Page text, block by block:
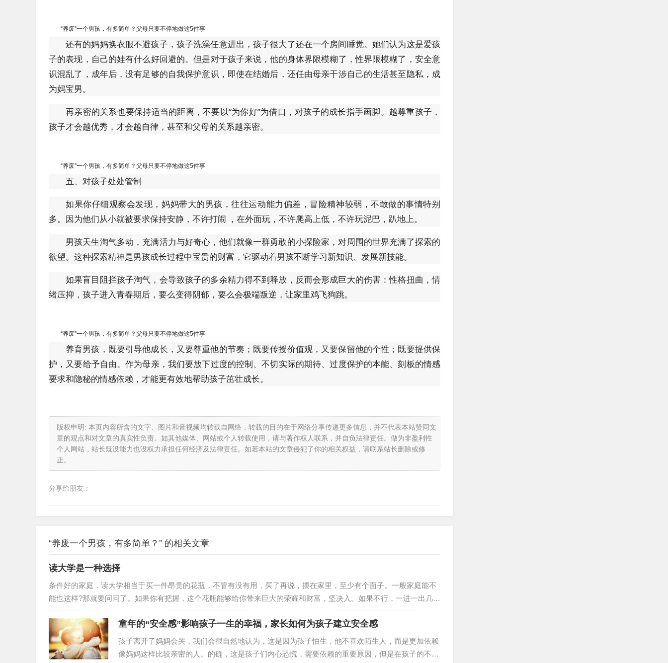
“养废”一个男孩，有多简单？父母只要不停地做这5件事
还有的妈妈换衣服不避孩子，孩子洗澡任意进出，孩子很大了还在一个房间睡觉。她们认为这是爱孩
子的表现，自己的娃有什么好回避的。但是对于孩子来说，他的身体界限模糊了，性界限模糊了，安全意
识混乱了，成年后，没有足够的自我保护意识，即使在结婚后，还任由母亲干涉自己的生活甚至隐私，成
为妈宝男。
再亲密的关系也要保持适当的距离，不要以“为你好”为借口，对孩子的成长指手画脚。越尊重孩子，
孩子才会越优秀，才会越自律，甚至和父母的关系越亲密。
“养废”一个男孩，有多简单？父母只要不停地做这5件事
五、对孩子处处管制
如果你仔细观察会发现，妈妈带大的男孩，往往运动能力偏差，冒险精神较弱，不敢做的事情特别
多。因为他们从小就被要求保持安静，不许打闹 ，在外面玩，不许爬高上低，不许玩泥巴，趴地上。
男孩天生淘气多动，充满活力与好奇心，他们就像一群勇敢的小探险家，对周围的世界充满了探索的
欲望。这种探索精神是男孩成长过程中宝贵的财富，它驱动着男孩不断学习新知识、发展新技能。
如果盲目阻拦孩子淘气，会导致孩子的多余精力得不到释放，反而会形成巨大的伤害：性格扭曲，情
绪压抑，孩子进入青春期后，要么变得阴郁，要么会极端叛逆，让家里鸡飞狗跳。
“养废”一个男孩，有多简单？父母只要不停地做这5件事
养育男孩，既要引导他成长，又要尊重他的节奏；既要传授价值观，又要保留他的个性；既要提供保
护，又要给予自由。作为母亲，我们要放下过度的控制、不切实际的期待、过度保护的本能、刻板的情感
要求和隐秘的情感依赖，才能更有效地帮助孩子茁壮成长。
版权申明: 本页内容所含的文字、图片和音视频均转载自网络，转载的目的在于网络分享传递更多信息，并不代表本站赞同文
章的观点和对文章的真实性负责。如其他媒体、网站或个人转载使用，请与著作权人联系，并自负法律责任。做为非盈利性
个人网站，站长既没能力也没权力承担任何经济及法律责任。如若本站的文章侵犯了你的相关权益，请联系站长删除或修
正。
分享给朋友：
“养废一个男孩，有多简单？” 的相关文章
读大学是一种选择
条件好的家庭，读大学相当于买一件昂贵的花瓶，不管有没有用，买了再说，摆在家里，至少有个面子。一般家庭能不
能也这样?那就要问问了。如果你有把握，这个花瓶能够给你带来巨大的荣耀和财富，坚决入。如果不行，一进一出几十
万，你就要掂量掂量了。前面说过了，读大学成本是10w，晚四年上班送快递，损失是30W。这几十个W，是你爸在太
阳底下敲钉子挣来的，是你妈在工地厨房忙四年的结果，你怎么办?在宿舍里睡懒觉，打游戏吗?不能啊!作为扩招前的
985，我们已经走完了一个完整的流程，也看明白了。如果一个东西，可以无穷无尽…
童年的“安全感”影响孩子一生的幸福，家长如何为孩子建立安全感
孩子离开了妈妈会哭，我们会很自然地认为，这是因为孩子怕生，他不喜欢陌生人，而是更加依赖
像妈妈这样比较亲密的人。的确，这是孩子们内心恐慌，需要依赖的重要原因，但是在孩子的不安